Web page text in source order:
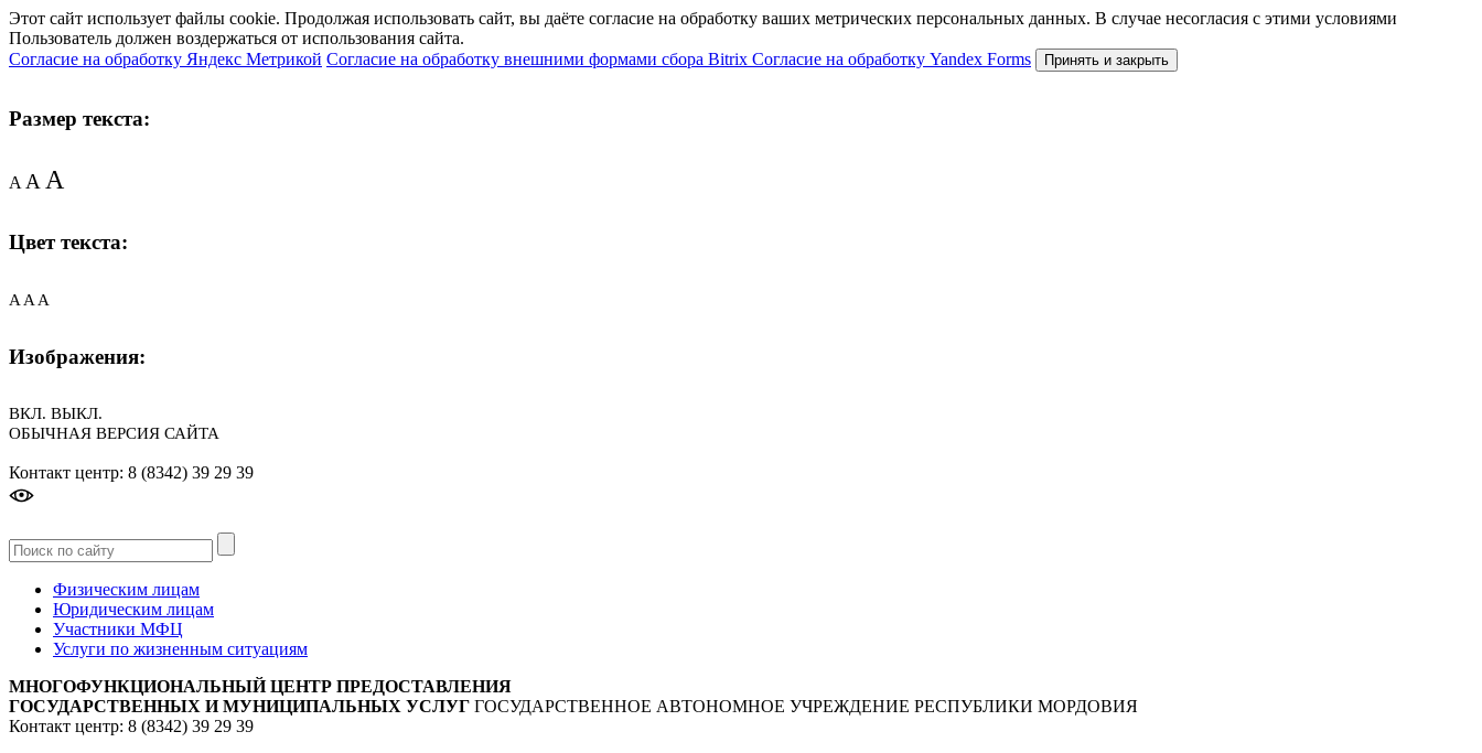
Этот сайт использует файлы cookie. Продолжая использовать сайт, вы даёте согласие на обработку ваших метрических персональных данных. В случае несогласия с этими условиями
Пользователь должен воздержаться от использования сайта.
Согласие на обработку Яндекс Метрикой Согласие на обработку внешними формами сбора Bitrix Согласие на обработку Yandex Forms Принять и закрыть
Размер текста:
AAA
Цвет текста:
A A A
Изображения:
ВКЛ. ВЫКЛ.
ОБЫЧНАЯ ВЕРСИЯ САЙТА
Контакт центр: 8 (8342) 39 29 39
Физическим лицам
Юридическим лицам
Участники МФЦ
Услуги по жизненным ситуациям
МНОГОФУНКЦИОНАЛЬНЫЙ ЦЕНТР ПРЕДОСТАВЛЕНИЯ
ГОСУДАРСТВЕННЫХ И МУНИЦИПАЛЬНЫХ УСЛУГ ГОСУДАРСТВЕННОЕ АВТОНОМНОЕ УЧРЕЖДЕНИЕ РЕСПУБЛИКИ МОРДОВИЯ
Контакт центр: 8 (8342) 39 29 39